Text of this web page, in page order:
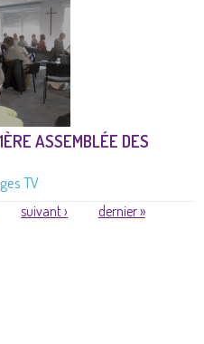
ASSEMBLÉE DES
TV
suivant › dernier »